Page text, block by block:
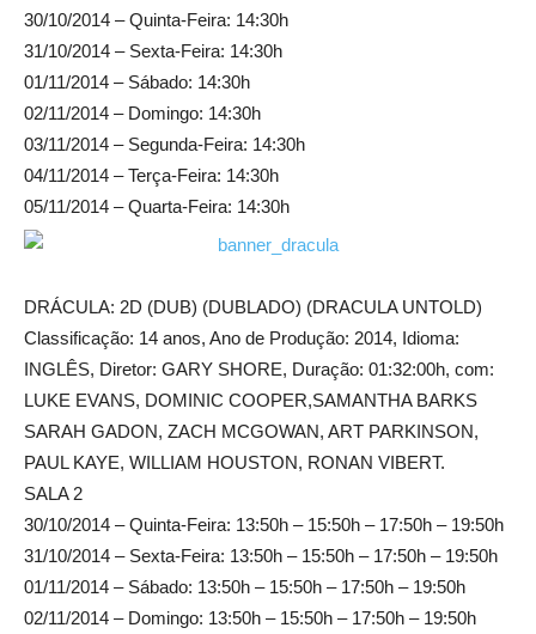
30/10/2014 – Quinta-Feira: 14:30h
31/10/2014 – Sexta-Feira: 14:30h
01/11/2014 – Sábado: 14:30h
02/11/2014 – Domingo: 14:30h
03/11/2014 – Segunda-Feira: 14:30h
04/11/2014 – Terça-Feira: 14:30h
05/11/2014 – Quarta-Feira: 14:30h
DRÁCULA: 2D (DUB) (DUBLADO) (DRACULA UNTOLD)
Classificação: 14 anos, Ano de Produção: 2014, Idioma:
INGLÊS, Diretor: GARY SHORE, Duração: 01:32:00h, com:
LUKE EVANS, DOMINIC COOPER,SAMANTHA BARKS
SARAH GADON, ZACH MCGOWAN, ART PARKINSON,
PAUL KAYE, WILLIAM HOUSTON, RONAN VIBERT.
SALA 2
30/10/2014 – Quinta-Feira: 13:50h – 15:50h – 17:50h – 19:50h
31/10/2014 – Sexta-Feira: 13:50h – 15:50h – 17:50h – 19:50h
01/11/2014 – Sábado: 13:50h – 15:50h – 17:50h – 19:50h
02/11/2014 – Domingo: 13:50h – 15:50h – 17:50h – 19:50h